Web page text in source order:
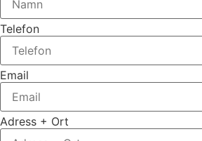
Telefon
Email
Adress + Ort